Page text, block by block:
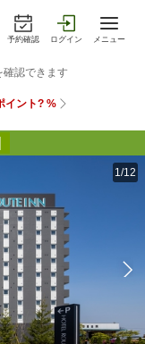
予約確認 ログイン メニュー
1/12